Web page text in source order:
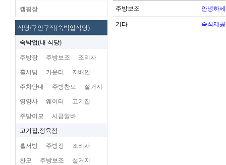
캠핑장
식당/구인구직(숙박업식당)
숙박업(내 식당)
주방장 주방보조 조리사
홀서빙 카운터 지배인
주차안내 주방찬모 설거지
영양사 웨이터 고기집
주방이모 시급알바
고기집,정육점
홀서빙 주방장 조리사
찬모 주방보조 설거지
주방보조 안녕하
기타 숙식제